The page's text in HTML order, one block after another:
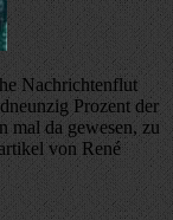
Nachrichtenflut
Prozent der
mal da gewesen, zu
von René